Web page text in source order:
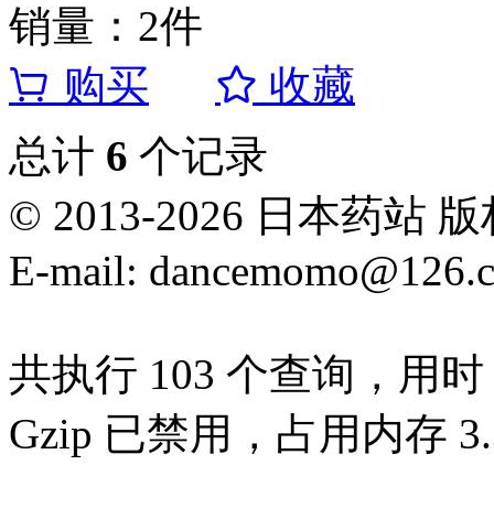
销量：2件
购买
收藏
总计 6 个记录
© 2013-2026 日本药站
E-mail:
共执行 103 个查询，用
Gzip 已禁用，占用内存